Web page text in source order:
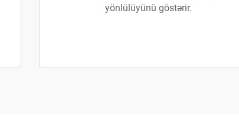
yönlülüyünü göstərir.